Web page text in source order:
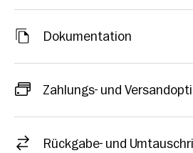
Dokumentation
Zahlungs- und
Rückgabe- und